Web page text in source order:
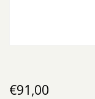
€91,00